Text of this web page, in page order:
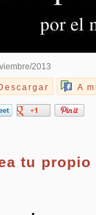
2013
A
tu propio